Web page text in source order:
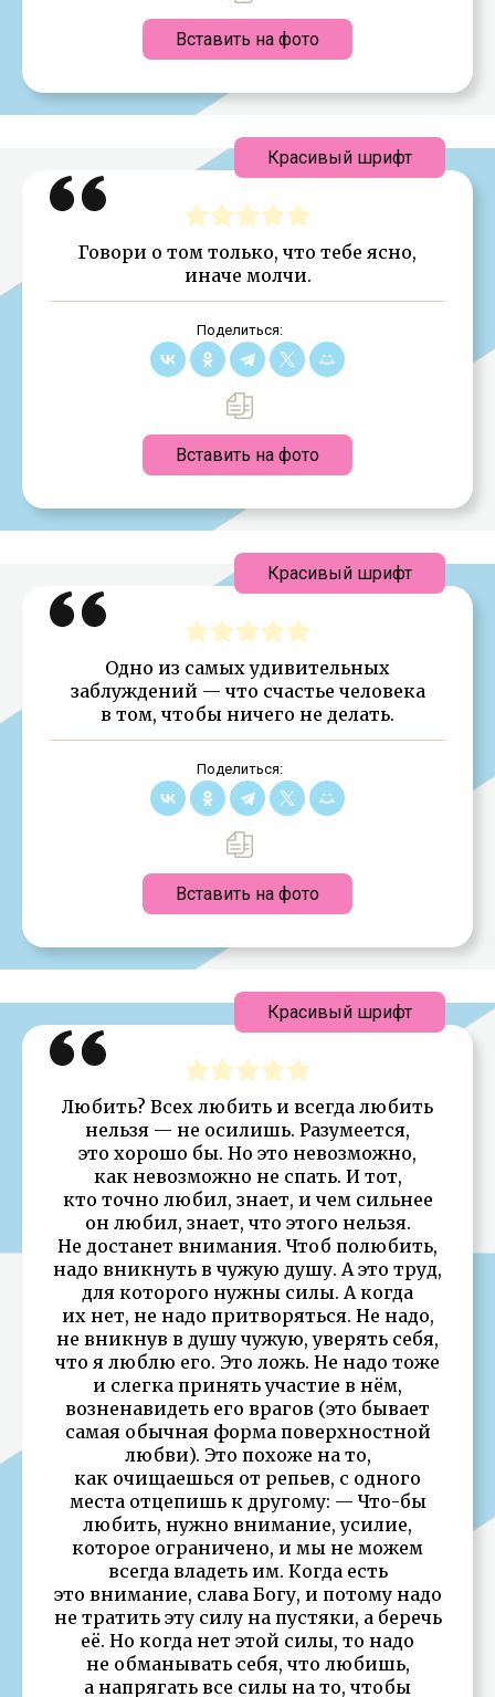
Вставить на фото
Говори о том только, что тебе ясно,
иначе молчи.
Поделиться:
Вставить на фото
Красивый шрифт
Одно из самых удивительных
заблуждений — что счастье человека
в том, чтобы ничего не делать.
Поделиться:
Вставить на фото
Красивый шрифт
Любить? Всех любить и всегда любить
нельзя — не осилишь. Разумеется,
это хорошо бы. Но это невозможно,
как невозможно не спать. И тот,
кто точно любил, знает, и чем сильнее
он любил, знает, что этого нельзя.
Не достанет внимания. Чтоб полюбить,
надо вникнуть в чужую душу. А это труд,
для которого нужны силы. А когда
их нет, не надо притворяться. Не надо,
не вникнув в душу чужую, уверять себя,
что я люблю его. Это ложь. Не надо тоже
и слегка принять участие в нём,
возненавидеть его врагов (это бывает
самая обычная форма поверхностной
любви). Это похоже на то,
как очищаешься от репьев, с одного
места отцепишь к другому: — Что-бы
любить, нужно внимание, усилие,
которое ограничено, и мы не можем
всегда владеть им. Когда есть
это внимание, слава Богу, и потому надо
не тратить эту силу на пустяки, а беречь
её. Но когда нет этой силы, то надо
не обманывать себя, что любишь,
а напрягать все силы на то, чтобы
Красивый шрифт